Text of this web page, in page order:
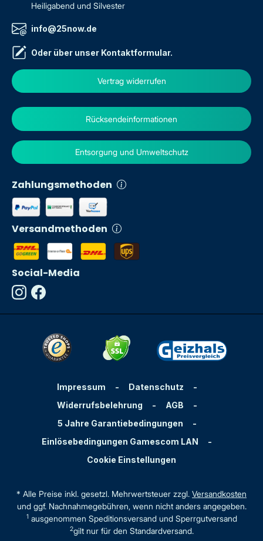
Heiligabend und Silvester
info@25now.de
Oder über unser Kontaktformular.
Vertrag widerrufen
Zahlungsmethoden
Versandmethoden
Rücksendeinformationen
Entsorgung und Umweltschutz
Social-Media
Impressum - Datenschutz
-
Widerrufsbelehrung
- AGB
-
5 Jahre Garantiebedingungen
-
Einlösebedingungen Gamescom LAN
-
Cookie Einstellungen
* Alle Preise inkl. gesetzl. Mehrwertsteuer zzgl. Versandkosten
und ggf. Nachnahmegebühren, wenn nicht anders angegeben.
1ausgenommen Speditionsversand und Sperrgutversand
2gilt nur für den Standardversand.